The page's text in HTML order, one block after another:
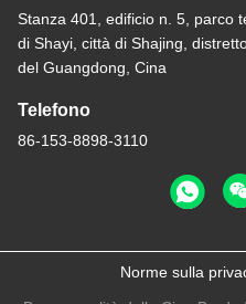
Stanza 401, edificio n. 5, parco
di Shayi, città di Shajing,
del Guangdong, Cina
Telefono
86-153-8898-3110
Norme sulla